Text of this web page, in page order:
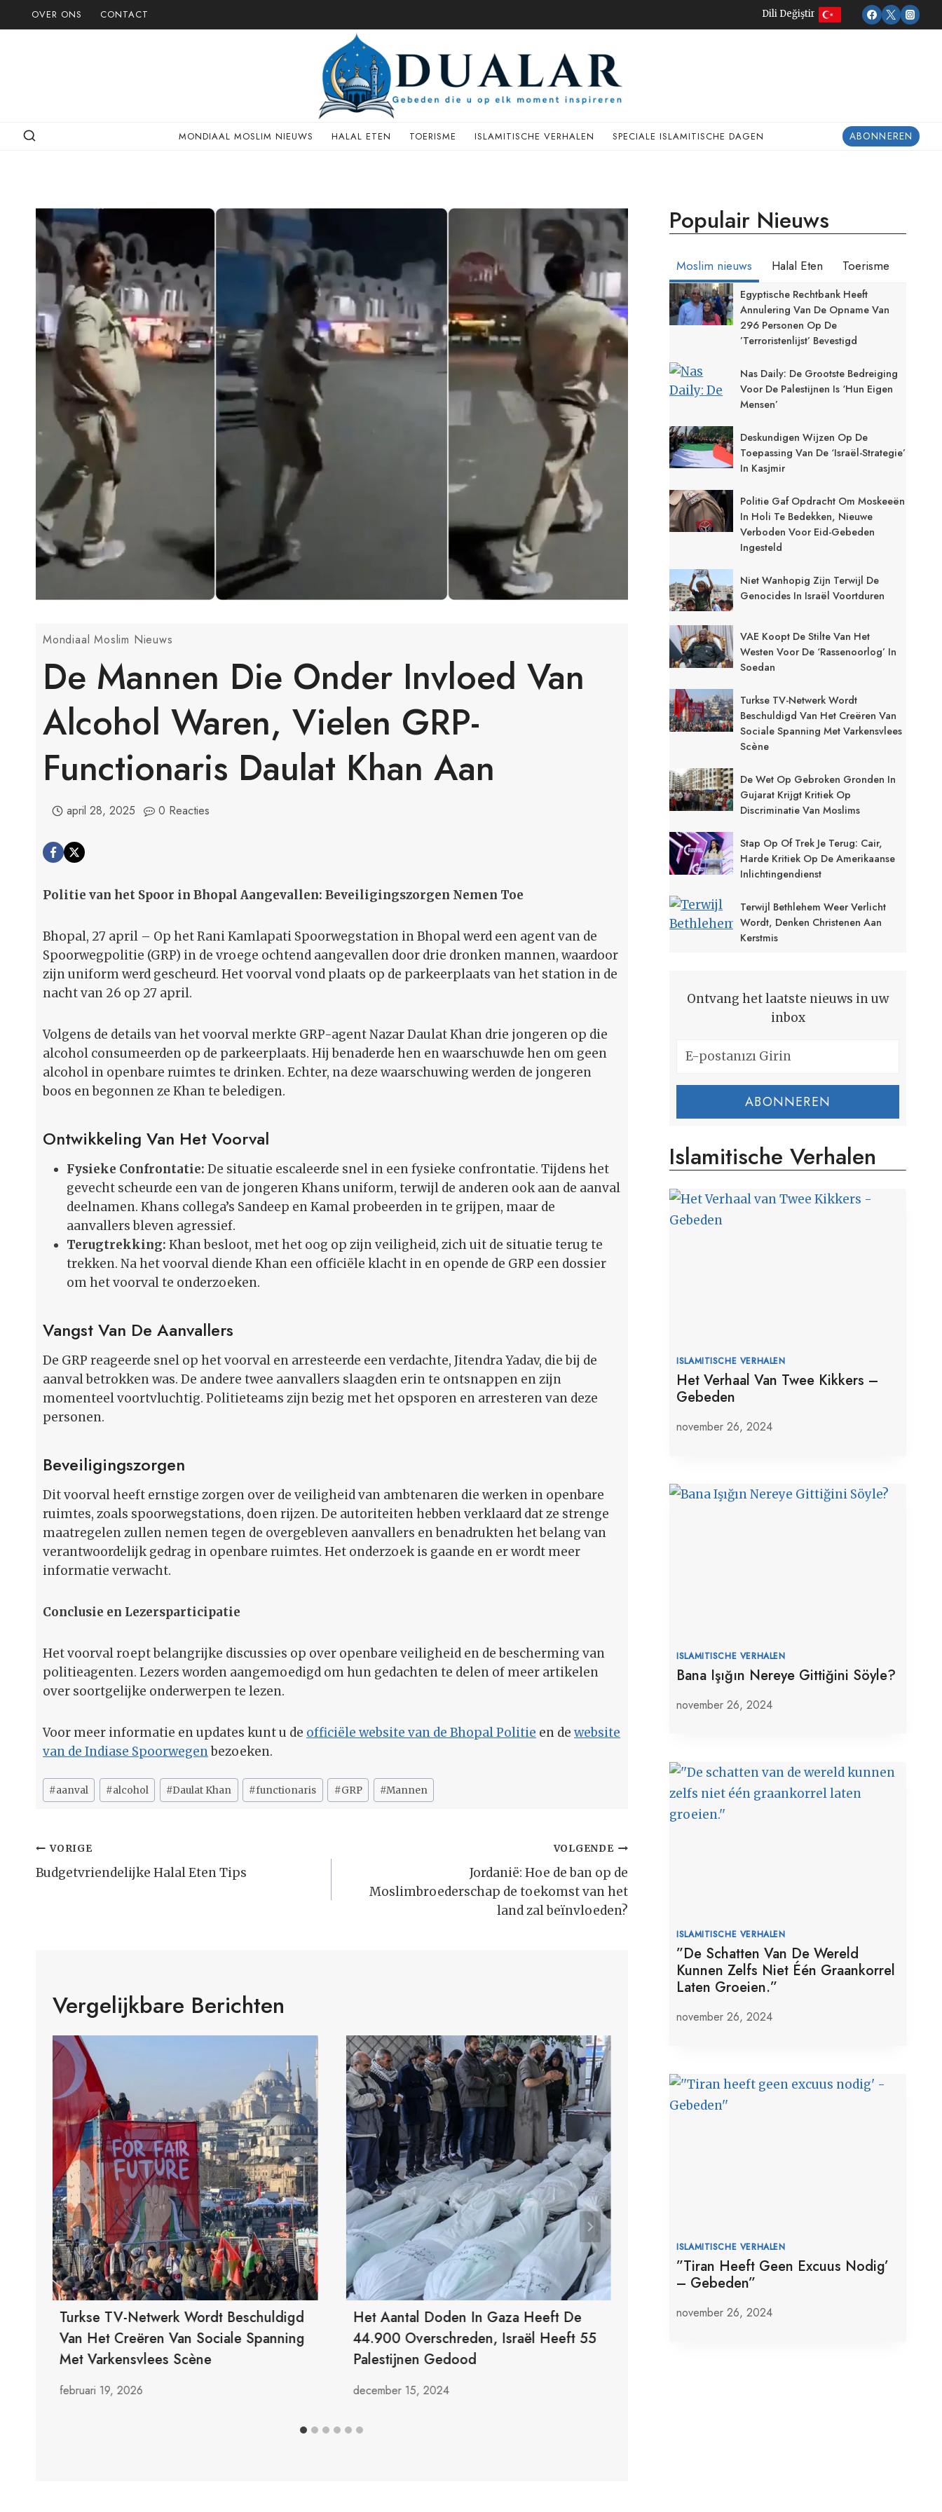
Doorgaan
naar
OVER ONS CONTACT Dili Değiştir
MONDIAAL MOSLIM NIEUWS HALAL ETEN TOERISME ISLAMITISCHE VERHALEN SPECIALE ISLAMITISCHE DAGEN ABONNEREN
Mondiaal Moslim Nieuws
De Mannen Die Onder Invloed Van
Alcohol Waren, Vielen GRP-
Functionaris Daulat Khan Aan
april 28, 2025 0 Reacties
Politie van het Spoor in Bhopal Aangevallen: Beveiligingszorgen Nemen Toe
Bhopal, 27 april – Op het Rani Kamlapati Spoorwegstation in Bhopal werd een agent van de
Spoorwegpolitie (GRP) in de vroege ochtend aangevallen door drie dronken mannen, waardoor
zijn uniform werd gescheurd. Het voorval vond plaats op de parkeerplaats van het station in de
nacht van 26 op 27 april.
Volgens de details van het voorval merkte GRP-agent Nazar Daulat Khan drie jongeren op die
alcohol consumeerden op de parkeerplaats. Hij benaderde hen en waarschuwde hen om geen
alcohol in openbare ruimtes te drinken. Echter, na deze waarschuwing werden de jongeren
boos en begonnen ze Khan te beledigen.
Ontwikkeling Van Het Voorval
Fysieke Confrontatie: De situatie escaleerde snel in een fysieke confrontatie. Tijdens het
gevecht scheurde een van de jongeren Khans uniform, terwijl de anderen ook aan de aanval
deelnamen. Khans collega’s Sandeep en Kamal probeerden in te grijpen, maar de
aanvallers bleven agressief.
Terugtrekking: Khan besloot, met het oog op zijn veiligheid, zich uit de situatie terug te
trekken. Na het voorval diende Khan een officiële klacht in en opende de GRP een dossier
om het voorval te onderzoeken.
Vangst Van De Aanvallers
De GRP reageerde snel op het voorval en arresteerde een verdachte, Jitendra Yadav, die bij de
aanval betrokken was. De andere twee aanvallers slaagden erin te ontsnappen en zijn
momenteel voortvluchtig. Politieteams zijn bezig met het opsporen en arresteren van deze
personen.
Beveiligingszorgen
Dit voorval heeft ernstige zorgen over de veiligheid van ambtenaren die werken in openbare
ruimtes, zoals spoorwegstations, doen rijzen. De autoriteiten hebben verklaard dat ze strenge
maatregelen zullen nemen tegen de overgebleven aanvallers en benadrukten het belang van
verantwoordelijk gedrag in openbare ruimtes. Het onderzoek is gaande en er wordt meer
informatie verwacht.
Conclusie en Lezersparticipatie
Het voorval roept belangrijke discussies op over openbare veiligheid en de bescherming van
politieagenten. Lezers worden aangemoedigd om hun gedachten te delen of meer artikelen
over soortgelijke onderwerpen te lezen.
Voor meer informatie en updates kunt u de officiële website van de Bhopal Politie en de website
van de Indiase Spoorwegenbezoeken.
Bericht
tags:
#aanval #alcohol #Daulat Khan #functionaris #GRP #Mannen
Bericht
Navigatie
VORIGE
Budgetvriendelijke Halal Eten Tips
VOLGENDE
Jordanië: Hoe de ban op de
Moslimbroederschap de toekomst van het
land zal beïnvloeden?
Vergelijkbare Berichten
Turkse TV-Netwerk Wordt Beschuldigd
Van Het Creëren Van Sociale Spanning
Met Varkensvlees Scène
februari 19, 2026
Het Aantal Doden In Gaza Heeft De
44.900 Overschreden, Israël Heeft 55
Palestijnen Gedood
december 15, 2024
Sisi In Egypte Heeft De Gevangen
Populair Nieuws
Moslim nieuws Halal Eten Toerisme
Egyptische Rechtbank Heeft
Annulering Van De Opname Van
296 Personen Op De
’terroristenlijst’ Bevestigd
Nas Daily: De Grootste Bedreiging
Voor De Palestijnen Is ‘hun Eigen
Mensen’
Deskundigen Wijzen Op De
Toepassing Van De ‘Israël-Strategie’
In Kasjmir
Politie Gaf Opdracht Om Moskeeën
In Holi Te Bedekken, Nieuwe
Verboden Voor Eid-Gebeden
Ingesteld
Niet Wanhopig Zijn Terwijl De
Genocides In Israël Voortduren
VAE Koopt De Stilte Van Het
Westen Voor De ‘rassenoorlog’ In
Soedan
Turkse TV-Netwerk Wordt
Beschuldigd Van Het Creëren Van
Sociale Spanning Met Varkensvlees
Scène
De Wet Op Gebroken Gronden In
Gujarat Krijgt Kritiek Op
Discriminatie Van Moslims
Stap Op Of Trek Je Terug: Cair,
Harde Kritiek Op De Amerikaanse
Inlichtingendienst
Terwijl Bethlehem Weer Verlicht
Wordt, Denken Christenen Aan
Kerstmis
Ontvang het laatste nieuws in uw
inbox
ABONNEREN
Islamitische Verhalen
ISLAMITISCHE VERHALEN
Het Verhaal Van Twee Kikkers –
Gebeden
november 26, 2024
ISLAMITISCHE VERHALEN
Bana Işığın Nereye Gittiğini Söyle?
november 26, 2024
ISLAMITISCHE VERHALEN
”De Schatten Van De Wereld
Kunnen Zelfs Niet Één Graankorrel
Laten Groeien.”
november 26, 2024
ISLAMITISCHE VERHALEN
”Tiran Heeft Geen Excuus Nodig’
– Gebeden”
november 26, 2024